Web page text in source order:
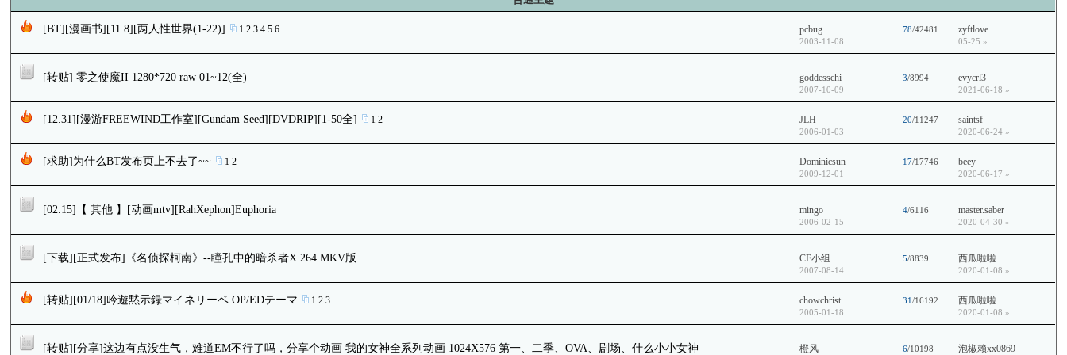
[BT][漫画书][11.8][两人性世界(1-22)] 1 2 3 4 5 6 pcbug
2003-11-08
78/42481 zyftlove
05-25 »
[转贴] 零之使魔II 1280*720 raw 01~12(全) goddesschi
2007-10-09
3/8994 evycrl3
2021-06-18 »
[12.31][漫游FREEWIND工作室][Gundam Seed][DVDRIP][1-50全] 1 2 JLH
2006-01-03
20/11247 saintsf
2020-06-24 »
[求助]为什么BT发布页上不去了~~ 1 2 Dominicsun
2009-12-01
17/17746 beey
2020-06-17 »
[02.15]【 其他 】[动画mtv][RahXephon]Euphoria mingo
2006-02-15
4/6116 master.saber
2020-04-30 »
[下载][正式发布]《名侦探柯南》--瞳孔中的暗杀者X.264 MKV版 CF小组
2007-08-14
5/8839 西瓜啦啦
2020-01-08 »
[转贴][01/18]吟遊黙示録マイネリーベ OP/EDテーマ 1 2 3 chowchrist
2005-01-18
31/16192 西瓜啦啦
2020-01-08 »
[转贴][分享]这边有点没生气，难道EM不行了吗，分享个动画 我的女神全系列动画 1024X576 第一、二季、OVA、剧场、什么小小女神 橙风 6/10198 泡椒賴xx0869